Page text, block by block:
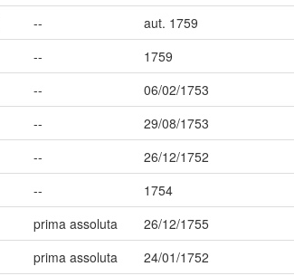
-- aut. 1759
-- 1759
-- 06/02/1753
-- 29/08/1753
-- 26/12/1752
-- 1754
prima assoluta 26/12/1755
prima assoluta 24/01/1752